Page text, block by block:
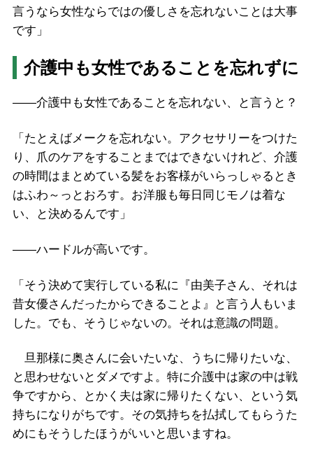
言うなら女性ならではの優しさを忘れないことは大事
です」
介護中も女性であることを忘れずに
――介護中も女性であることを忘れない、と言うと？
「たとえばメークを忘れない。アクセサリーをつけた
り、爪のケアをすることまではできないけれど、介護
の時間はまとめている髪をお客様がいらっしゃるとき
はふわ～っとおろす。お洋服も毎日同じモノは着な
い、と決めるんです」
――ハードルが高いです。
「そう決めて実行している私に『由美子さん、それは
昔女優さんだったからできることよ』と言う人もいま
した。でも、そうじゃないの。それは意識の問題。
旦那様に奥さんに会いたいな、うちに帰りたいな、
と思わせないとダメですよ。特に介護中は家の中は戦
争ですから、とかく夫は家に帰りたくない、という気
持ちになりがちです。その気持ちを払拭してもらうた
めにもそうしたほうがいいと思いますね。